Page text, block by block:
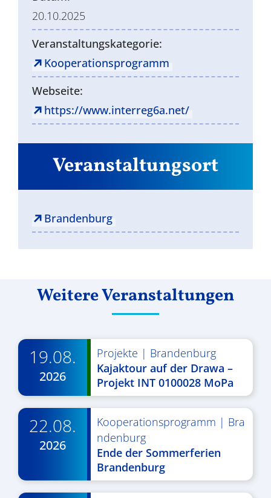
20.10.2025
Veranstaltungskategorie:
Kooperationsprogramm
Webseite:
https://www.interreg6a.net/
Veranstaltungsort
Brandenburg
Weitere Veranstaltungen
19.08.
2026
Projekte | Brandenburg
Kajaktour auf der Drawa –
Projekt INT 0100028 MoPa
22.08.
2026
Kooperationsprogramm | Bra
ndenburg
Ende der Sommerferien
Brandenburg